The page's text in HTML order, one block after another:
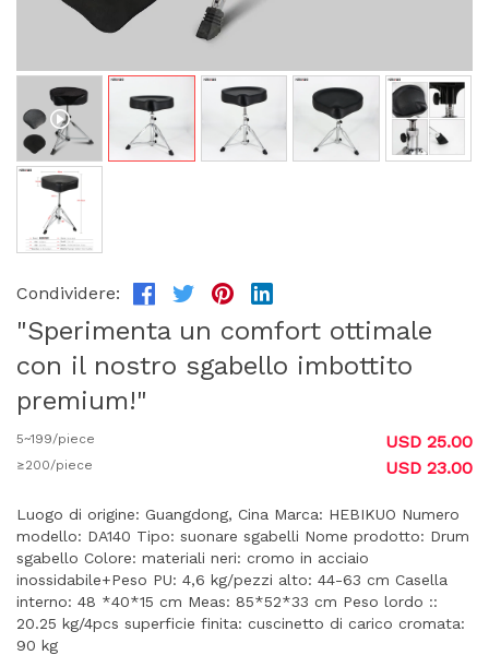
Condividere:
"Sperimenta un comfort ottimale
con il nostro sgabello imbottito
premium!"
5~199/piece USD 25.00
≥200/piece USD 23.00
Luogo di origine: Guangdong, Cina Marca: HEBIKUO Numero
modello: DA140 Tipo: suonare sgabelli Nome prodotto: Drum
sgabello Colore: materiali neri: cromo in acciaio
inossidabile+Peso PU: 4,6 kg/pezzi alto: 44-63 cm Casella
interno: 48 *40*15 cm Meas: 85*52*33 cm Peso lordo ::
20.25 kg/4pcs superficie finita: cuscinetto di carico cromata:
90 kg